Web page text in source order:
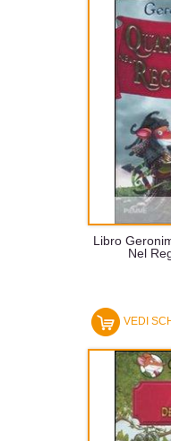
Libro
Nel
VEDI